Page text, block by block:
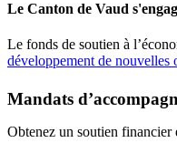
Le Canton de Vaud
Le fonds de soutien à
développement de nouvelles
Mandats
Obtenez un soutien financier